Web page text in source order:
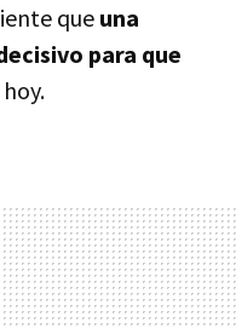
que una
para que